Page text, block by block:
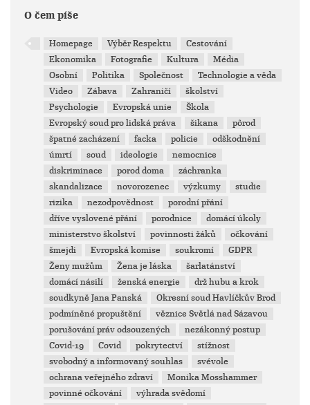
O čem píše
Homepage Výběr Respektu
Cestování
Ekonomika
Fotografie Kultura
Média
Osobní
Politika Společnost
Technologie a věda
Video
Zábava Zahraničí
školství
Psychologie
Evropská unie
Škola
Evropský soud pro lidská práva
šikana
pôrod
špatné zacházení
facka policie
odškodnění
úmrtí
soud ideologie
nemocnice
diskriminace
porod doma
záchranka
skandalizace
novorozenec výzkumy
studie
rizika
nezodpovědnost
porodní přání
dříve vyslovené přání
porodnice
domácí úkoly
ministerstvo školství
povinnosti žáků
očkování
šmejdi
Evropská komise soukromí
GDPR
Ženy mužům
Žena je láska
šarlatánství
domácí násilí
ženská energie
drž hubu a krok
soudkyně Jana Panská
Okresní soud Havlíčkův Brod
podmíněné propuštění
věznice Světlá nad Sázavou
porušování práv odsouzených
nezákonný postup
Covid-19
Covid pokrytectví
stížnost
svobodný a informovaný souhlas
svévole
ochrana veřejného zdraví
Monika Mosshammer
povinné očkování
výhrada svědomí